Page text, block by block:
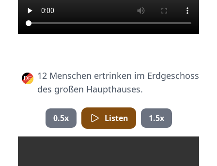
12 Menschen ertrinken im Erdgeschoss
des großen Haupthauses.
0.5x Listen 1.5x